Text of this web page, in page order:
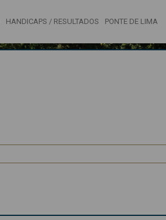
HANDICAPS / RESULTADOS PONTE DE LIMA